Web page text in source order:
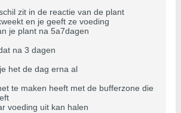
zit in de reactie van de plant
en je geeft ze voeding
je plant na 5a7dagen
na 3 dagen
het de dag erna al
te maken heeft met de bufferzone die
voeding uit kan halen